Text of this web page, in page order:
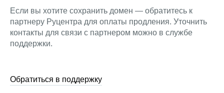
Если вы хотите сохранить домен — обратитесь к
партнеру Руцентра для оплаты продления. Уточнить
контакты для связи с партнером можно в службе
поддержки.
Обратиться в поддержку